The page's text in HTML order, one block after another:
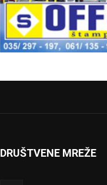
DRUŠTVENE MREŽE